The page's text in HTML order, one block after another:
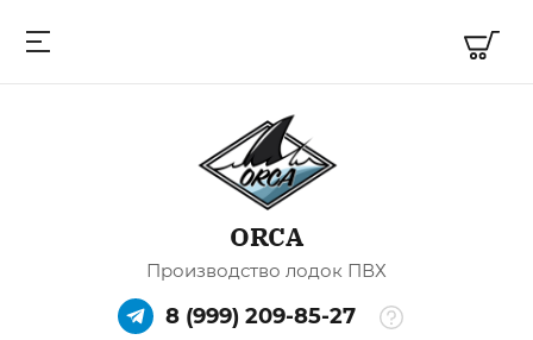
ORCA
Производство лодок ПВХ
8 (999) 209-85-27